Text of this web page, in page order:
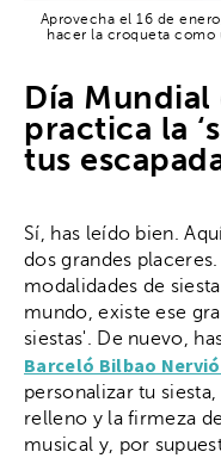
Aprovecha el 16 de
hacer la croqueta como
Día
practica la
tus
Sí, has leído bien.
dos grandes
modalidades de
mundo, existe ese
siestas'. De nuevo,
Barceló Bilbao
personalizar tu
relleno y la firmeza
musical y, por